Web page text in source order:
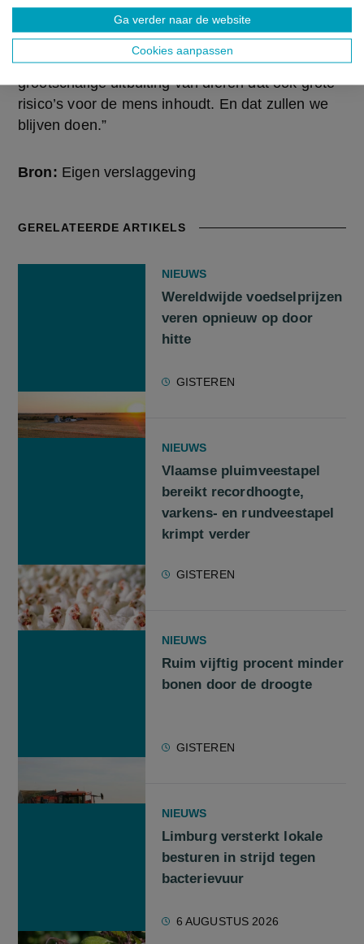
Ga verder naar de website
Cookies aanpassen
al ontzettend slecht kunnen lezen, lange tenen
hebben en overdreven lichtgeraakt zijn om dat er
uit af te leiden. GAIA bestrijdt een systeem van
grootschalige uitbuiting van dieren dat ook grote
risico’s voor de mens inhoudt. En dat zullen we
blijven doen.”
Bron: Eigen verslaggeving
GERELATEERDE ARTIKELS
NIEUWS
Wereldwijde voedselprijzen
veren opnieuw op door
hitte
GISTEREN
NIEUWS
Vlaamse pluimveestapel
bereikt recordhoogte,
varkens- en rundveestapel
krimpt verder
GISTEREN
NIEUWS
Ruim vijftig procent minder
bonen door de droogte
GISTEREN
NIEUWS
Limburg versterkt lokale
besturen in strijd tegen
bacterievuur
6 AUGUSTUS 2026